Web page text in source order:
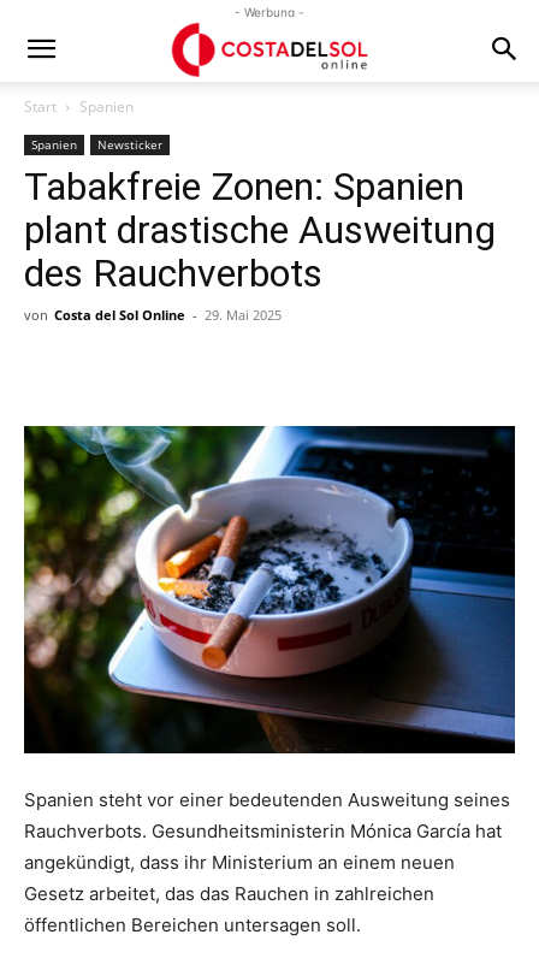
- Werbung -
Start Spanien
Spanien Newsticker
Tabakfreie Zonen: Spanien
plant drastische Ausweitung
des Rauchverbots
von Costa del Sol Online - 29. Mai 2025
Spanien steht vor einer bedeutenden Ausweitung seines
Rauchverbots. Gesundheitsministerin Mónica García hat
angekündigt, dass ihr Ministerium an einem neuen
Gesetz arbeitet, das das Rauchen in zahlreichen
öffentlichen Bereichen untersagen soll.